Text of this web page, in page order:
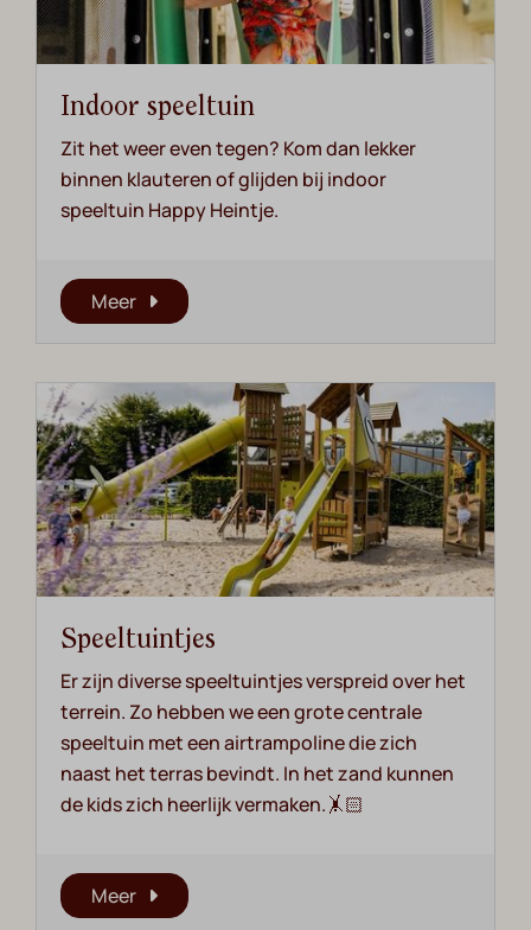
Indoor speeltuin
Zit het weer even tegen? Kom dan lekker
binnen klauteren of glijden bij indoor
speeltuin Happy Heintje.
Meer
Speeltuintjes
Er zijn diverse speeltuintjes verspreid over het
terrein. Zo hebben we een grote centrale
speeltuin met een airtrampoline die zich
naast het terras bevindt. In het zand kunnen
de kids zich heerlijk vermaken.🤸🏻
Meer